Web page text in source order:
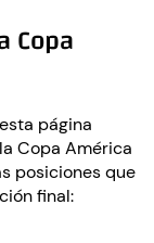
Copa
página
Copa América
posiciones que
final: